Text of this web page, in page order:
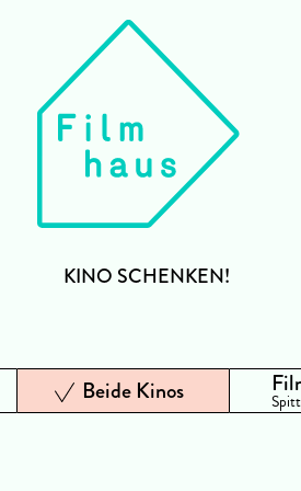
KINO SCHENKEN!
Beide Kinos